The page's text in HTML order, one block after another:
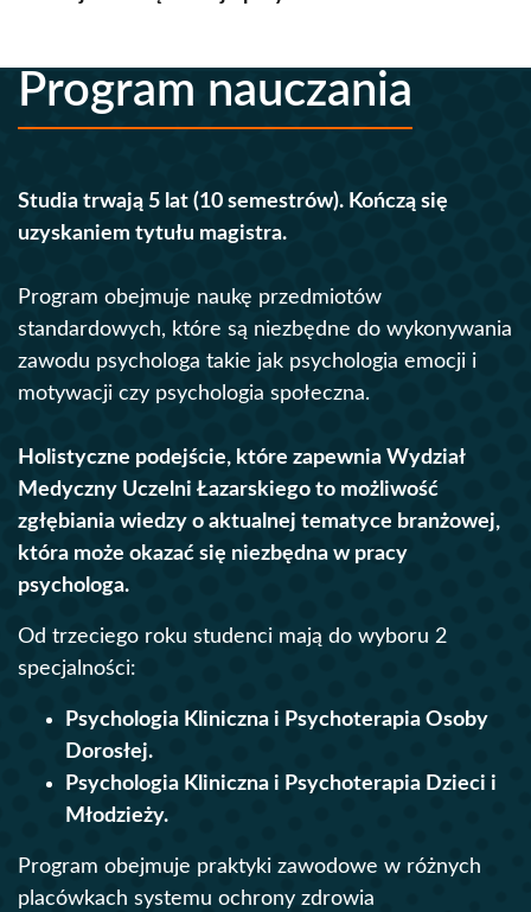
Program nauczania
Studia trwają 5 lat (10 semestrów). Kończą się
uzyskaniem tytułu magistra.
Program obejmuje naukę przedmiotów
standardowych, które są niezbędne do wykonywania
zawodu psychologa takie jak psychologia emocji i
motywacji czy psychologia społeczna.
Holistyczne podejście, które zapewnia Wydział
Medyczny Uczelni Łazarskiego to możliwość
zgłębiania wiedzy o aktualnej tematyce branżowej,
która może okazać się niezbędna w pracy
psychologa.
Od trzeciego roku studenci mają do wyboru 2
specjalności:
Psychologia Kliniczna i Psychoterapia Osoby
Dorosłej.
Psychologia Kliniczna i Psychoterapia Dzieci i
Młodzieży.
Program obejmuje praktyki zawodowe w różnych
placówkach systemu ochrony zdrowia